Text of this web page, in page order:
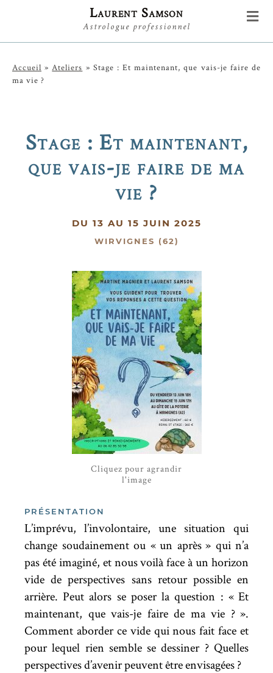
Laurent Samson
Astrologue professionnel
Accueil »Ateliers » Stage : Et maintenant, que vais-je faire de
ma vie ?
Stage : Et maintenant,
que vais-je faire de ma
vie ?
DU 13 AU 15 JUIN 2025
WIRVIGNES (62)
Cliquez pour agrandir
l'image
PRÉSENTATION
L’imprévu, l’involontaire, une situation qui
change soudainement ou « un après » qui n’a
pas été imaginé, et nous voilà face à un horizon
vide de perspectives sans retour possible en
arrière. Peut alors se poser la question : « Et
maintenant, que vais-je faire de ma vie ? ».
Comment aborder ce vide qui nous fait face et
pour lequel rien semble se dessiner ? Quelles
perspectives d’avenir peuvent être envisagées ?